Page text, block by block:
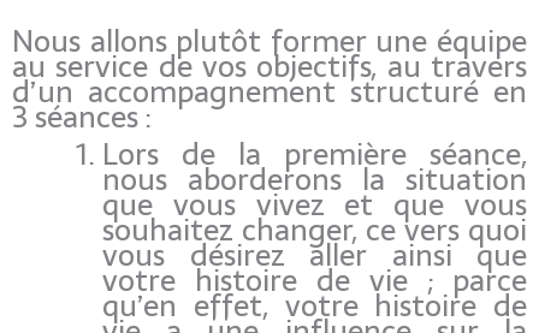
Nous allons plutôt former une équipe
au service de vos objectifs, au travers
d’un accompagnement structuré en
3 séances :
Lors de la première séance,
nous aborderons la situation
que vous vivez et que vous
souhaitez changer, ce vers quoi
vous désirez aller ainsi que
votre histoire de vie ; parce
qu’en effet, votre histoire de